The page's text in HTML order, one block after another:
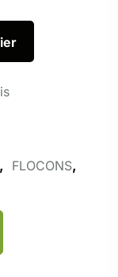
, FLOCONS,